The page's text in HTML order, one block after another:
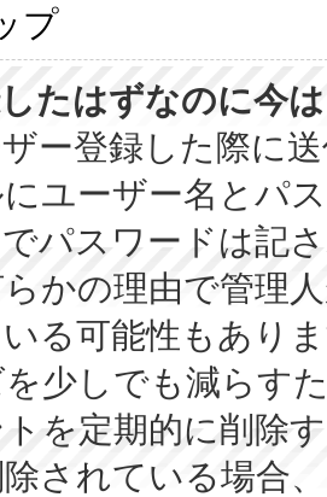
プ
たはずなのに今
ー登録した際に
ユーザー名とパ
パスワードは記
かの理由で管理
る可能性もあり
少しでも減らす
を定期的に削除
されている場合